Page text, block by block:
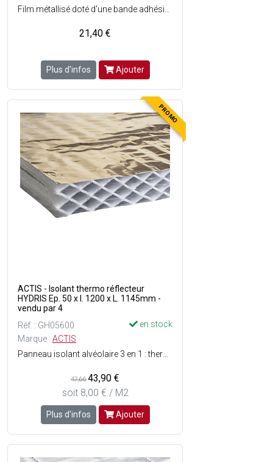
21,40 €
Plus d'infos Ajouter
PROMO
ACTIS - Isolant thermo réflecteur
HYDRIS Ep. 50 x l. 1200 x L. 1145mm -
vendu par 4
Réf. : GH05600
en stock
Marque : ACTIS
47,6643,90 €
soit 8,00 € / M2
Plus d'infos Ajouter